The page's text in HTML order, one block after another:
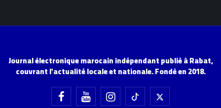
Journal électronique marocain indépendant publié à Rabat,
couvrant l'actualité locale et nationale. Fondé en 2018.